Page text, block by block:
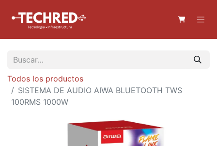
Todos los productos
SISTEMA DE AUDIO AIWA BLUETOOTH TWS
100RMS 1000W